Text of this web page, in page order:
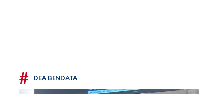
# DEA BENDATA